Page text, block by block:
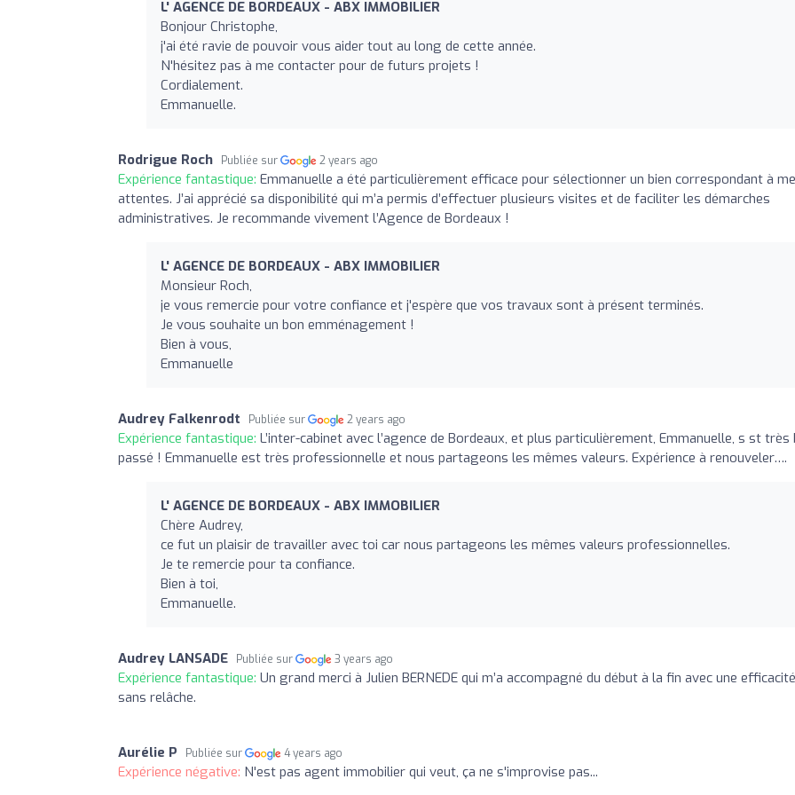
L' AGENCE DE BORDEAUX - ABX IMMOBILIER
Bonjour Christophe,
j'ai été ravie de pouvoir vous aider tout au long de cette année.
N'hésitez pas à me contacter pour de futurs projets !
Cordialement.
Emmanuelle.
Rodrigue Roch Publiée sur 2 years ago
Expérience fantastique: Emmanuelle a été particulièrement efficace pour sélectionner un bien correspondant à
attentes. J’ai apprécié sa disponibilité qui m’a permis d’effectuer plusieurs visites et de faciliter les démarches
administratives. Je recommande vivement l’Agence de Bordeaux !
L' AGENCE DE BORDEAUX - ABX IMMOBILIER
Monsieur Roch,
je vous remercie pour votre confiance et j'espère que vos travaux sont à présent terminés.
Je vous souhaite un bon emménagement !
Bien à vous,
Emmanuelle
Audrey Falkenrodt Publiée sur 2 years ago
Expérience fantastique: L’inter-cabinet avec l’agence de Bordeaux, et plus particulièrement, Emmanuelle, s st très
passé ! Emmanuelle est très professionnelle et nous partageons les mêmes valeurs. Expérience à renouveler….
L' AGENCE DE BORDEAUX - ABX IMMOBILIER
Chère Audrey,
ce fut un plaisir de travailler avec toi car nous partageons les mêmes valeurs professionnelles.
Je te remercie pour ta confiance.
Bien à toi,
Emmanuelle.
Audrey LANSADE Publiée sur 3 years ago
Expérience fantastique: Un grand merci à Julien BERNEDE qui m’a accompagné du début à la fin avec une efficacité
sans relâche.
Aurélie P Publiée sur 4 years ago
Expérience négative: N'est pas agent immobilier qui veut, ça ne s'improvise pas...